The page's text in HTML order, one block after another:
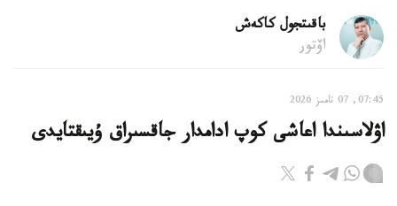
باقىتجول كاكەش
اۆتور
07:45, 07 تامىز 2026
اۋلاسىندا اعاشى كوپ ادامدار جاقسىراق ۇيىقتايدى